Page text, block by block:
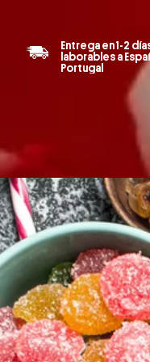
Entrega en 1-2
laborables a
Portugal